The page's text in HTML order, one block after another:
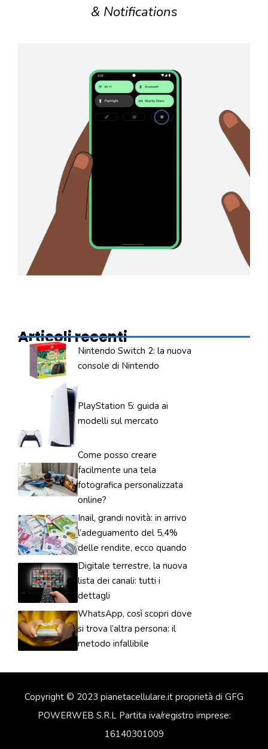
& Notifications
Articoli recenti
Nintendo Switch 2: la nuova
console di Nintendo
PlayStation 5: guida ai
modelli sul mercato
Come posso creare
facilmente una tela
fotografica personalizzata
online?
Inail, grandi novità: in arrivo
l’adeguamento del 5,4%
delle rendite, ecco quando
Digitale terrestre, la nuova
lista dei canali: tutti i
dettagli
WhatsApp, così scopri dove
si trova l’altra persona: il
metodo infallibile
Copyright © 2023 pianetacellulare.it proprietà di GFG
POWERWEB S.R.L Partita iva/registro imprese:
16140301009